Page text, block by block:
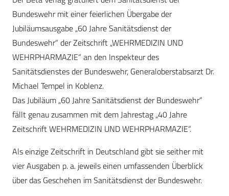
Bundeswehr mit einer feierlichen Übergabe der
Jubiläumsausgabe „60 Jahre Sanitätsdienst der
Bundeswehr“ der Zeitschrift „WEHRMEDIZIN UND
WEHRPHARMAZIE“ an den Inspekteur des
Sanitätsdienstes der Bundeswehr, Generaloberstabsarzt Dr.
Michael Tempel in Koblenz.
Das Jubiläum „60 Jahre Sanitätsdienst der Bundeswehr“
fällt genau zusammen mit dem Jahrestag „40 Jahre
Zeitschrift WEHRMEDIZIN UND WEHRPHARMAZIE“.
Als einzige Zeitschrift in Deutschland gibt sie seither mit
vier Ausgaben p. a. jeweils einen umfassenden Überblick
über das Geschehen im Sanitätsdienst der Bundeswehr.